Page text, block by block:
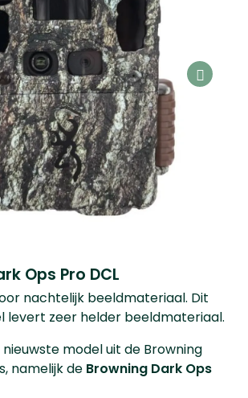
Ops Pro DCL
nachtelijk beeldmateriaal. Dit
levert zeer helder beeldmateriaal.
model uit de Browning
namelijk de Browning Dark Ops